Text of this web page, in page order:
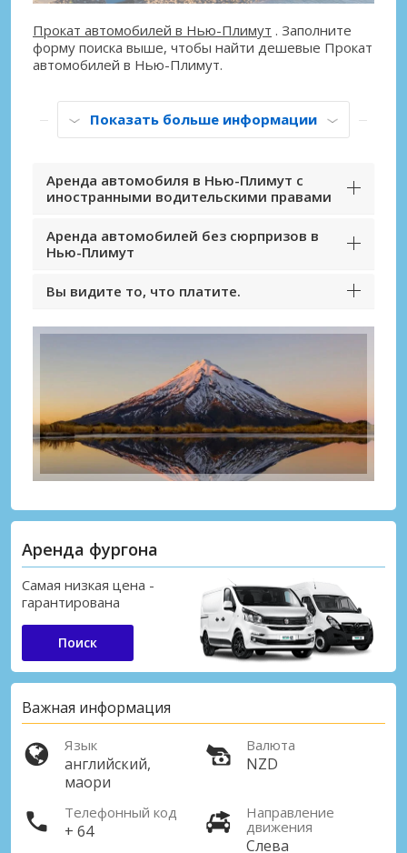
Прокат автомобилей в Нью-Плимут . Заполните
форму поиска выше, чтобы найти дешевые Прокат
автомобилей в Нью-Плимут.
Показать больше информации
Аренда автомобиля в Нью-Плимут с
иностранными водительскими правами
Аренда автомобилей без сюрпризов в
Нью-Плимут
Вы видите то, что платите.
Аренда фургона
Самая низкая цена -
гарантирована
Поиск
Важная информация
Язык
английский,
маори
Валюта
NZD
Телефонный код
+ 64
Направление
движения
Слева